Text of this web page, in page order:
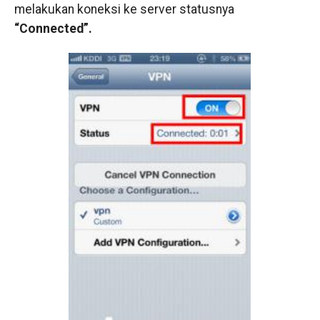
melakukan koneksi ke server statusnya
“Connected”.